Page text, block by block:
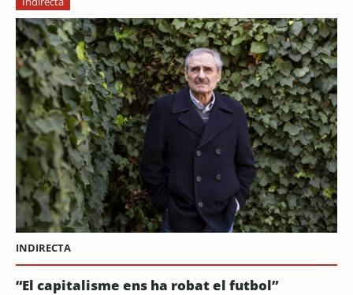
INDIRECTA
“El capitalisme ens ha robat el futbol”